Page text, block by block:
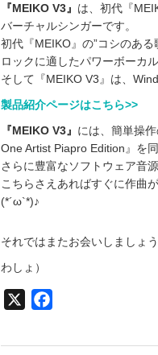
『MEIKO V3』 は、初代『
バーチャルシンガーです。
初代『MEIKO』の”コシのあ
ロックに適したパワーボーカ
そして『MEIKO V3』は、
製品紹介ページはこちら>>
『MEIKO V3』 には、簡単操
One Artist Piapro Edition』を同
さらに豊富なソフトウェア音
こちらさえあればすぐに作曲
(*´ω`*)♪
それではまたお会いしましょ
わしょ）